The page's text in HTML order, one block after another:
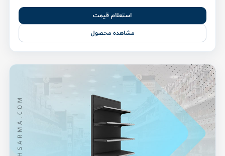
استعلام قیمت
مشاهده محصول